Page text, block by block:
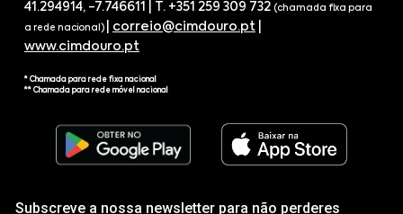
41.294914, -7.746611 | T. +351 259 309 732 (chamada fixa para
a rede nacional) correio@cimdouro.pt
www.cimdouro.pt
* Chamada para rede fixa nacional
** Chamada para rede móvel nacional
Subscreve a nossa newsletter para não perderes